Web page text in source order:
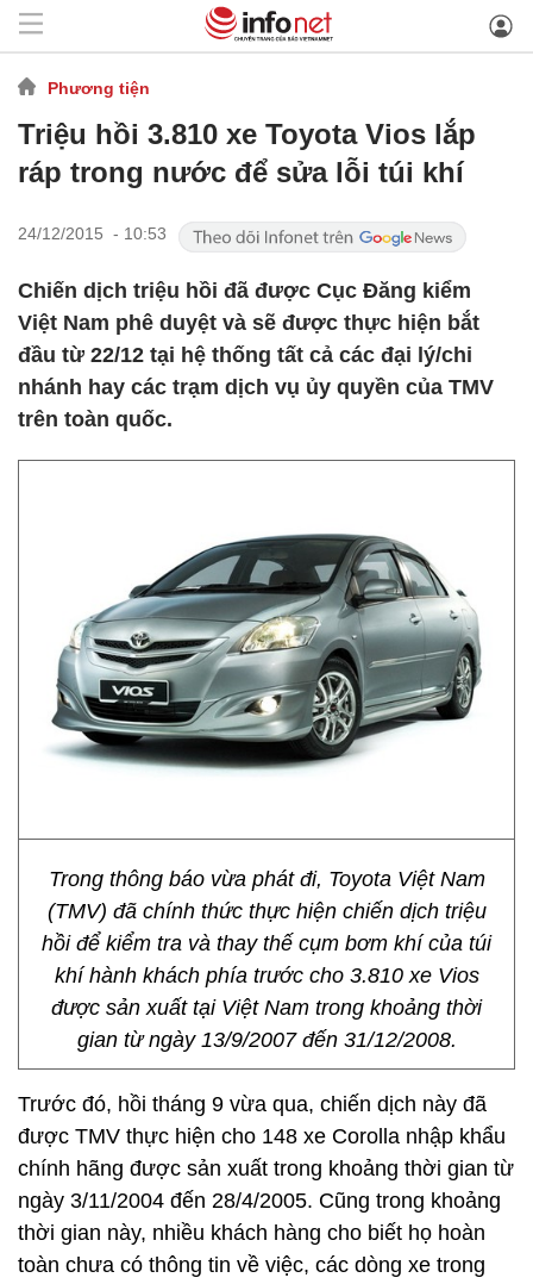
Phương tiện
Triệu hồi 3.810 xe Toyota Vios lắp
ráp trong nước để sửa lỗi túi khí
24/12/2015 - 10:53
Chiến dịch triệu hồi đã được Cục Đăng kiểm
Việt Nam phê duyệt và sẽ được thực hiện bắt
đầu từ 22/12 tại hệ thống tất cả các đại lý/chi
nhánh hay các trạm dịch vụ ủy quyền của TMV
trên toàn quốc.
Trong thông báo vừa phát đi, Toyota Việt Nam
(TMV) đã chính thức thực hiện chiến dịch triệu
hồi để kiểm tra và thay thế cụm bơm khí của túi
khí hành khách phía trước cho 3.810 xe Vios
được sản xuất tại Việt Nam trong khoảng thời
gian từ ngày 13/9/2007 đến 31/12/2008.
Trước đó, hồi tháng 9 vừa qua, chiến dịch này đã
được TMV thực hiện cho 148 xe Corolla nhập khẩu
chính hãng được sản xuất trong khoảng thời gian từ
ngày 3/11/2004 đến 28/4/2005. Cũng trong khoảng
thời gian này, nhiều khách hàng cho biết họ hoàn
toàn chưa có thông tin về việc, các dòng xe trong